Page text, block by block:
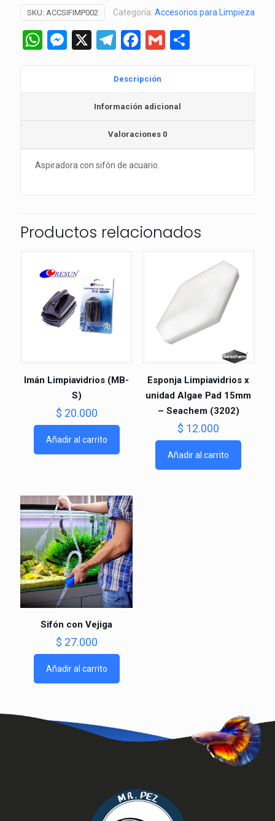
cantidad
SKU: ACCSIFIMP002 Categoría: Accesorios para Limpieza
WhatsApp
Messenger
X Telegram
Facebook
Gmail
Descripción
Información adicional
Valoraciones 0
Aspiradora con sifón de acuario.
Productos relacionados
Imán Limpiavidrios (MB-
S)
$ 20.000
Añadir al carrito
Esponja Limpiavidrios x
unidad Algae Pad 15mm
– Seachem (3202)
$ 12.000
Añadir al carrito
Sifón con Vejiga
$ 27.000
Añadir al carrito